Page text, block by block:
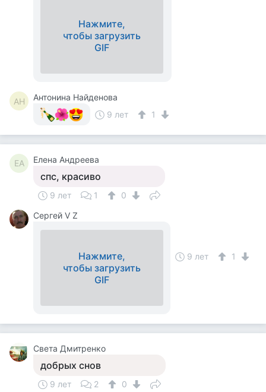
Нажмите,
чтобы загрузить
GIF
АН
Антонина Найденова
9 лет
1
ЕА Елена Андреева
спс, красиво
9 лет 1
0
Сергей V Z
Нажмите,
чтобы загрузить
GIF
9 лет 1
Света Дмитренко
добрых снов
9 лет 2
0